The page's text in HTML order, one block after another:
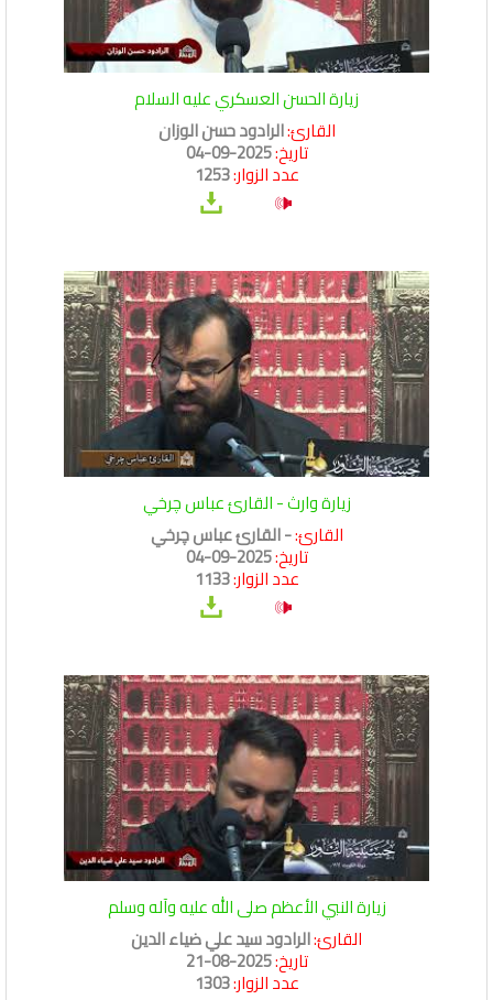
زيارة الحسن العسكري عليه السلام
القارئ:الرادود حسن الوزان
تاريخ:2025-09-04
عدد الزوار:1253
زيارة وارث - القارئ عباس چرخي
القارئ:- القارئ عباس چرخي
تاريخ:2025-09-04
عدد الزوار:1133
زيارة النبي الأعظم صلى الله عليه وآله وسلم
القارئ:الرادود سيد علي ضياء الدين
تاريخ:2025-08-21
عدد الزوار:1303